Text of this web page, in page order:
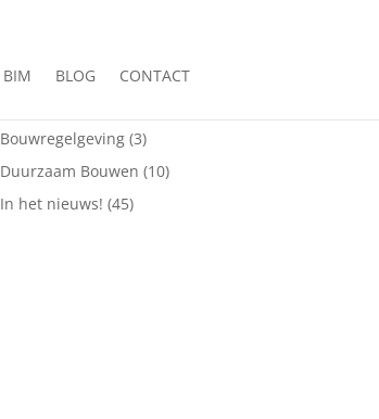
BIM BLOG CONTACT
CATEGORIEËN
Bouwregelgeving(3)
Duurzaam Bouwen (10)
In het nieuws! (45)